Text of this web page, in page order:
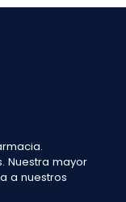
Nuestra mayor
a nuestros